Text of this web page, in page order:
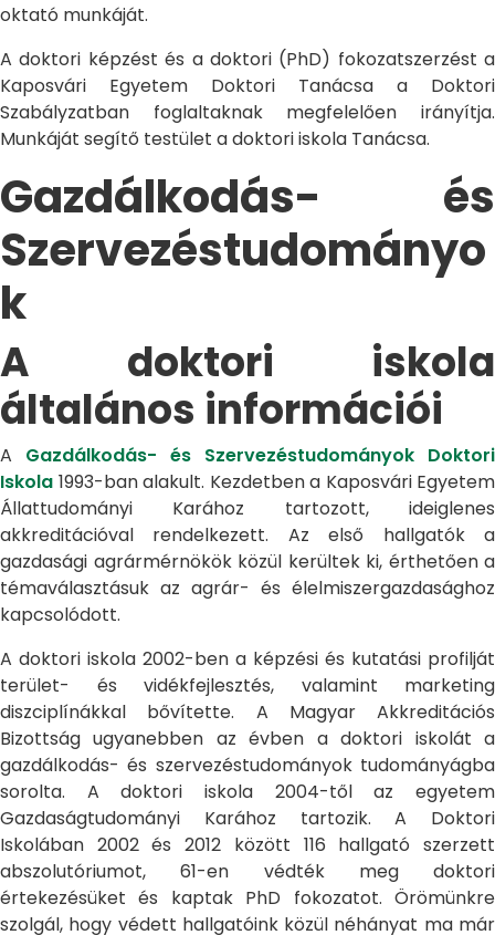
oktató munkáját.
A doktori képzést és a doktori (PhD) fokozatszerzést a
Kaposvári Egyetem Doktori Tanácsa a Doktori
Szabályzatban foglaltaknak megfelelően irányítja.
Munkáját segítő testület a doktori iskola Tanácsa.
Gazdálkodás- és
Szervezéstudományo
k
A doktori iskola
általános információi
A Gazdálkodás- és Szervezéstudományok Doktori
Iskola 1993-ban alakult. Kezdetben a Kaposvári Egyetem
Állattudományi Karához tartozott, ideiglenes
akkreditációval rendelkezett. Az első hallgatók a
gazdasági agrármérnökök közül kerültek ki, érthetően a
témaválasztásuk az agrár- és élelmiszergazdasághoz
kapcsolódott.
A doktori iskola 2002-ben a képzési és kutatási profilját
terület- és vidékfejlesztés, valamint marketing
diszciplínákkal bővítette. A Magyar Akkreditációs
Bizottság ugyanebben az évben a doktori iskolát a
gazdálkodás- és szervezéstudományok tudományágba
sorolta. A doktori iskola 2004-től az egyetem
Gazdaságtudományi Karához tartozik. A Doktori
Iskolában 2002 és 2012 között 116 hallgató szerzett
abszolutóriumot, 61-en védték meg doktori
értekezésüket és kaptak PhD fokozatot. Örömünkre
szolgál, hogy védett hallgatóink közül néhányat ma már